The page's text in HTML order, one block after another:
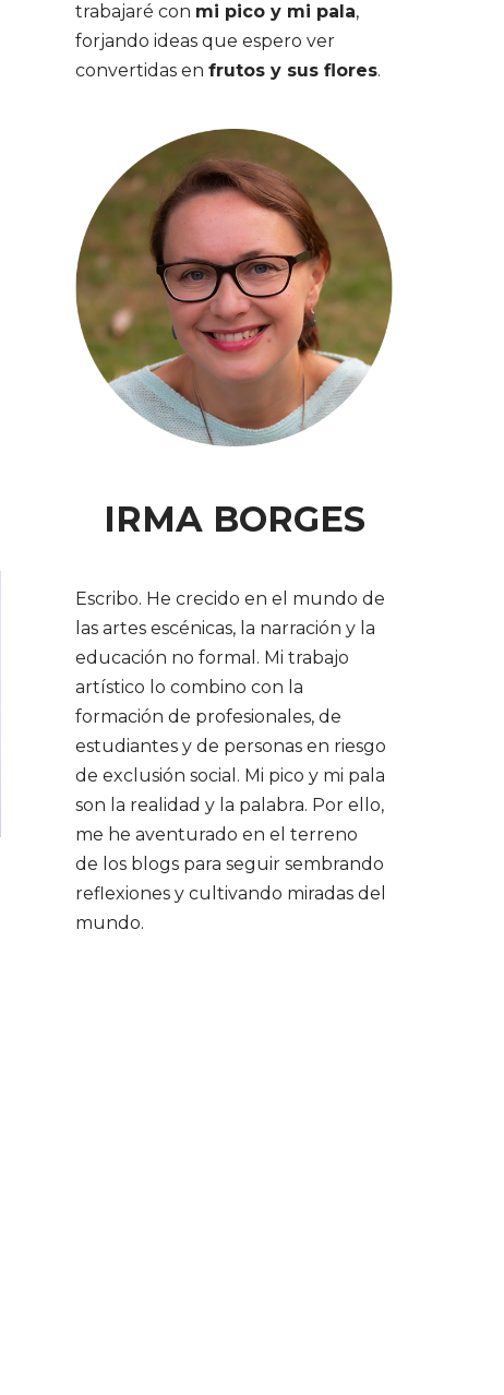
trabajaré con mi pico y mi pala,
forjando ideas que espero ver
convertidas en frutos y sus flores.
IRMA BORGES
Escribo. He crecido en el mundo de
las artes escénicas, la narración y la
educación no formal. Mi trabajo
artístico lo combino con la
formación de profesionales, de
estudiantes y de personas en riesgo
de exclusión social. Mi pico y mi pala
son la realidad y la palabra. Por ello,
me he aventurado en el terreno
de los blogs para seguir sembrando
reflexiones y cultivando miradas del
mundo.